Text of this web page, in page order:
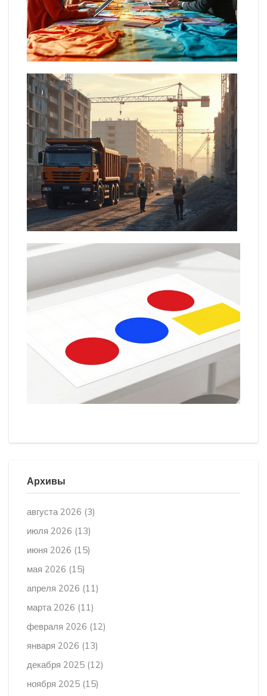
Архивы
августа 2026 (3)
июля 2026 (13)
июня 2026 (15)
мая 2026 (15)
апреля 2026 (11)
марта 2026 (11)
февраля 2026 (12)
января 2026 (13)
декабря 2025 (12)
ноября 2025 (15)